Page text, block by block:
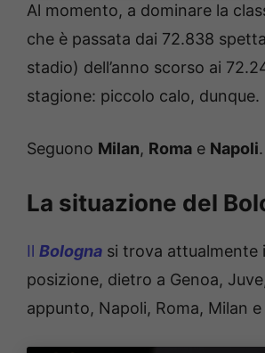
Al momento, a dominare la
che è passata dai 72.838
stadio) dell’anno scorso ai
stagione: piccolo calo, dunque.
Seguono Milan, Roma e Napoli.
La situazione del
Il Bologna si trova attualmente
posizione, dietro a Genoa,
appunto, Napoli, Roma, Milan